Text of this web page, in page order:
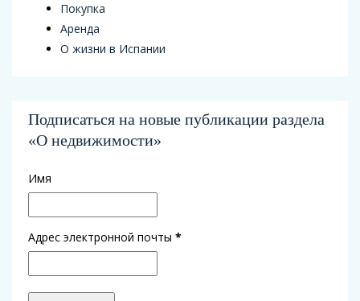
Покупка
Аренда
О жизни в Испании
Подписаться на новые публикации раздела
«О недвижимости»
Имя
Адрес электронной почты *